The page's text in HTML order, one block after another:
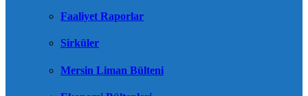
Faaliyet Raporlar
Sirküler
Mersin Liman Bülteni